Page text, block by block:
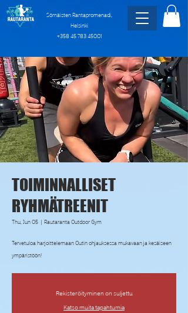
Sörnäisten Rantapromenadi,
Helsinki
+358 45 783 45001
TOIMINNALLISET
RYHMÄTREENIT
Thu, Jun 05
  |
Rautaranta Outdoor Gym
Tervetuloa harjoittelemaan Outin ohjauksessa mukavaan ja kesäiseen
ympäristöön!
Rekisteröityminen on suljettu
Katso muita tapahtumia